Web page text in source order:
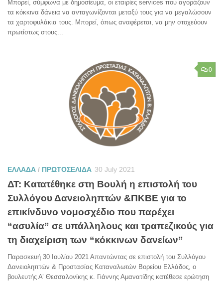
Μπορεί, σύμφωνα με δημοσίευμα, οι εταιρίες services που αγοράζουν
τα κόκκινα δάνεια να ανταγωνίζονται μεταξύ τους για να μεγαλώσουν
τα χαρτοφυλάκια τους. Μπορεί, όπως αναφέρεται, να μην στοχεύουν
πρωτίστως στους...
0
ΕΛΛΑΔΑ / ΠΡΩΤΟΣΕΛΙΔΑ 30 July 2021
ΔΤ: Κατατέθηκε στη Βουλή η επιστολή του
Συλλόγου Δανειοληπτών &ΠΚΒΕ για το
επικίνδυνο νομοσχέδιο που παρέχει
“ασυλία” σε υπάλληλους και τραπεζικούς για
τη διαχείριση των “κόκκινων δανείων”
Παρασκευή 30 Ιουλίου 2021 Απαντώντας σε επιστολή του Συλλόγου
Δανειοληπτών & Προστασίας Καταναλωτών Βορείου Ελλάδος, ο
βουλευτής Α’ Θεσσαλονίκης κ. Γιάννης Αμανατίδης κατέθεσε ερώτηση